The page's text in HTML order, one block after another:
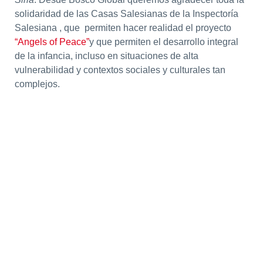
solidaridad de las Casas Salesianas de la Inspectoría
Salesiana , que permiten hacer realidad el proyecto
“Angels of Peace”y que permiten el desarrollo integral
de la infancia, incluso en situaciones de alta
vulnerabilidad y contextos sociales y culturales tan
complejos.